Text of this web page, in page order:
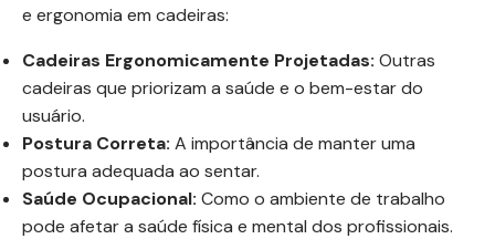
e ergonomia em cadeiras:
Cadeiras Ergonomicamente Projetadas: Outras
cadeiras que priorizam a saúde e o bem-estar do
usuário.
Postura Correta: A importância de manter uma
postura adequada ao sentar.
Saúde Ocupacional: Como o ambiente de trabalho
pode afetar a saúde física e mental dos profissionais.